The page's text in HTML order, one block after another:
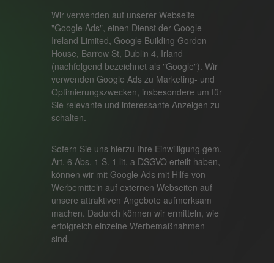
Wir verwenden auf unserer Webseite
"Google Ads", einen Dienst der Google
Ireland Limited, Google Building Gordon
House, Barrow St, Dublin 4, Irland
(nachfolgend bezeichnet als "Google"). Wir
verwenden Google Ads zu Marketing- und
Optimierungszwecken, insbesondere um für
Sie relevante und interessante Anzeigen zu
schalten.
Sofern Sie uns hierzu Ihre Einwilligung gem.
Art. 6 Abs. 1 S. 1 lit. a DSGVO erteilt haben,
können wir mit Google Ads mit Hilfe von
Werbemitteln auf externen Webseiten auf
unsere attraktiven Angebote aufmerksam
machen. Dadurch können wir ermitteln, wie
erfolgreich einzelne Werbemaßnahmen
sind.